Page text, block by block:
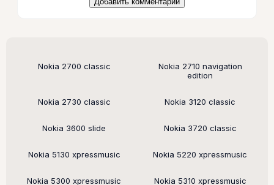
Поддерживаемые модели
Nokia 2700 classic
Nokia 2710 navigation
edition
Nokia 2730 classic Nokia 3120 classic
Nokia 3600 slide Nokia 3720 classic
Nokia 5130 xpressmusic Nokia 5220 xpressmusic
Nokia 5300 xpressmusic Nokia 5310 xpressmusic